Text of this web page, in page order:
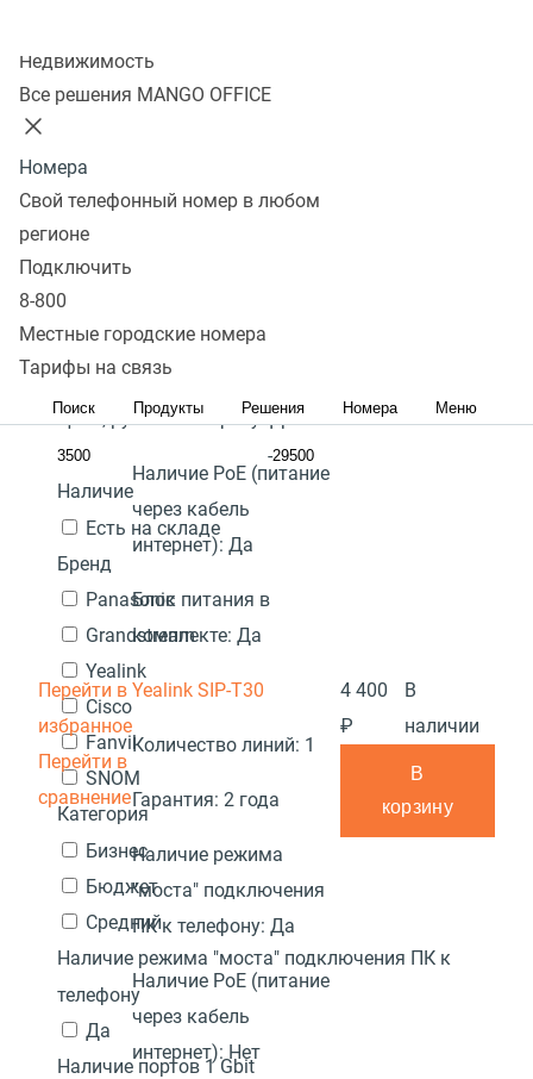
Недвижимость
Все решения MANGO OFFICE
Номера
Свой телефонный номер в любом
регионе
Подключить
8-800
Местные городские номера
Тарифы на связь
Поиск Продукты Решения Номера Меню
В избранном 0 товаров
Сбросить
SIP телефон с gigabit
телефон с цветным дисплеем
Популярные
дешевые Сначала дорогие
Акция
Цена, руб.:
-
Наличие
Есть на складе
Бренд
Panasonic
Grandstream
Yealink
Cisco
Fanvil
SNOM
Категория
Бизнес
Бюджет
Средний
Наличие режима "моста" подключения ПК к
телефону
Да
Наличие портов 1 Gbit
Перейти в
избранное
сравнение
Наличие режима
ПК к телефону:Да
Наличие PoE (питание
через кабель
интернет): Да
Блок питания в
комплекте: Да
Перейти в
избранное
Перейти в
сравнение
Yealink SIP-T30
Количество линий: 1
Гарантия: 2 года
Наличие режима
"моста" подключения
ПК к телефону: Да
Наличие PoE (питание
через кабель
интернет): Нет
4 400
₽
В
наличии
В
корзину